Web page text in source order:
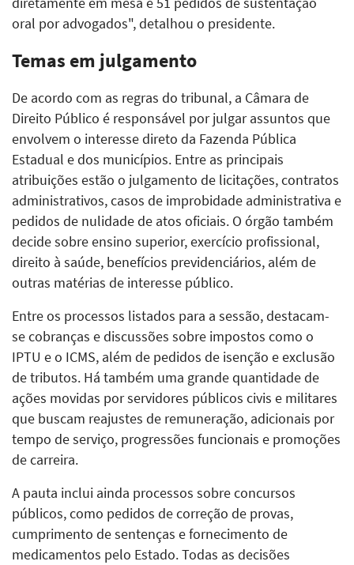
oral por advogados", detalhou o presidente.
Temas em julgamento
De acordo com as regras do tribunal, a Câmara de
Direito Público é responsável por julgar assuntos que
envolvem o interesse direto da Fazenda Pública
Estadual e dos municípios. Entre as principais
atribuições estão o julgamento de licitações, contratos
administrativos, casos de improbidade administrativa e
pedidos de nulidade de atos oficiais. O órgão também
decide sobre ensino superior, exercício profissional,
direito à saúde, benefícios previdenciários, além de
outras matérias de interesse público.
Entre os processos listados para a sessão, destacam-
se cobranças e discussões sobre impostos como o
IPTU e o ICMS, além de pedidos de isenção e exclusão
de tributos. Há também uma grande quantidade de
ações movidas por servidores públicos civis e militares
que buscam reajustes de remuneração, adicionais por
tempo de serviço, progressões funcionais e promoções
de carreira.
A pauta inclui ainda processos sobre concursos
públicos, como pedidos de correção de provas,
cumprimento de sentenças e fornecimento de
medicamentos pelo Estado. Todas as decisões